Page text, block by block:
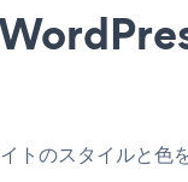
トのスタイルと